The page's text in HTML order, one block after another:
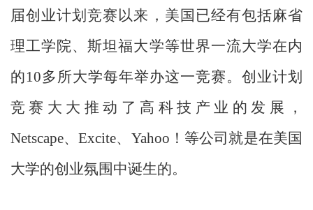
届创业计划竞赛以来，美国已经有包括麻省
理工学院、斯坦福大学等世界一流大学在内
的10多所大学每年举办这一竞赛。创业计划
竞赛大大推动了高科技产业的发展，
Netscape、Excite、Yahoo！等公司就是在美国
大学的创业氛围中诞生的。